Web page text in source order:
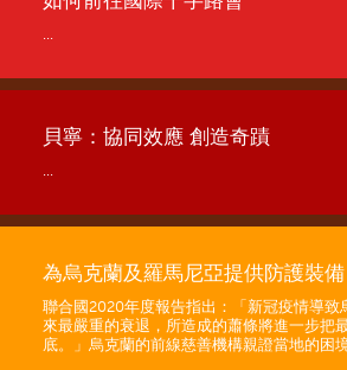
...
貝寧：協同效應 創造奇蹟
...
為烏克蘭及羅馬尼亞提供防護裝備
聯合國2020年度報告指出：「新冠疫情導致
來最嚴重的衰退，所造成的蕭條將進一步把
底。」烏克蘭的前線慈善機構親證當地的困